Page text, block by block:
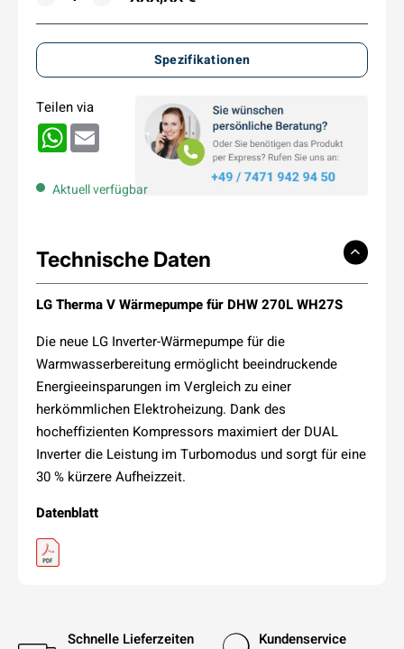
Spezifikationen
Teilen via
WhatsApp
Aktuell verfügbar
Technische Daten
LG Therma V Wärmepumpe für DHW 270L WH27S
Die neue LG Inverter-Wärmepumpe für die
Warmwasserbereitung ermöglicht beeindruckende
Energieeinsparungen im Vergleich zu einer
herkömmlichen Elektroheizung. Dank des
hocheffizienten Kompressors maximiert der DUAL
Inverter die Leistung im Turbomodus und sorgt für eine
30 % kürzere Aufheizzeit.
Datenblatt
Schnelle Lieferzeiten Kundenservice